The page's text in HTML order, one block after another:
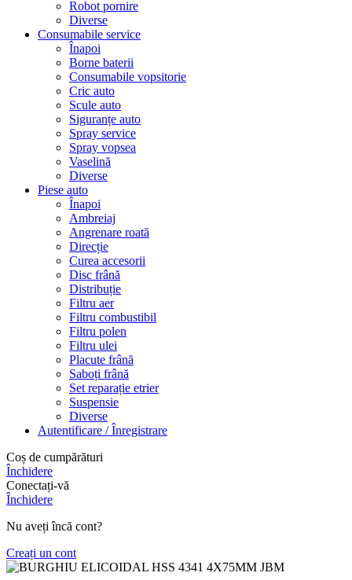
Robot pornire
Diverse
Consumabile service
Înapoi
Borne baterii
Consumabile vopsitorie
Cric auto
Scule auto
Siguranțe auto
Spray service
Spray vopsea
Vaselină
Diverse
Piese auto
Înapoi
Ambreiaj
Angrenare roată
Direcție
Curea accesorii
Disc frână
Distribuție
Filtru aer
Filtru combustibil
Filtru polen
Filtru ulei
Placute frână
Saboți frână
Set reparație etrier
Suspensie
Diverse
Autentificare / Înregistrare
Coș de cumpărături
Închidere
Conectați-vă
Închidere
Nu aveți încă cont?
Creați un cont